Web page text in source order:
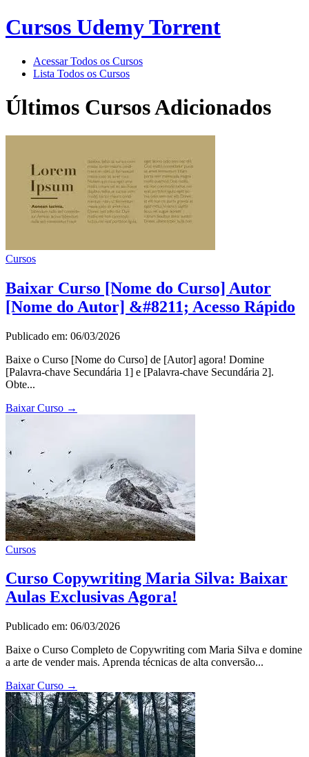
Cursos Udemy Torrent
Acessar Todos os Cursos
Lista Todos os Cursos
Últimos Cursos Adicionados
Cursos
Baixar Curso [Nome do Curso] Autor
[Nome do Autor] &#8211; Acesso Rápido
Publicado em: 06/03/2026
Baixe o Curso [Nome do Curso] de [Autor] agora! Domine
[Palavra-chave Secundária 1] e [Palavra-chave Secundária 2].
Obte...
Baixar Curso →
Cursos
Curso Copywriting Maria Silva: Baixar
Aulas Exclusivas Agora!
Publicado em: 06/03/2026
Baixe o Curso Completo de Copywriting com Maria Silva e domine
a arte de vender mais. Aprenda técnicas de alta conversão...
Baixar Curso →